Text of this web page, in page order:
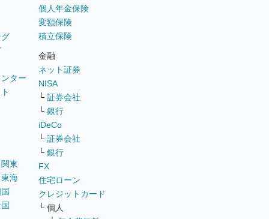
ター
関東
東海
個人年金保険
変額保険
積立保険
金融
ネット証券
NISA
└ 証券会社
└ 銀行
iDeCo
└ 証券会社
└ 銀行
FX
住宅ローン
クレジットカード
└ 個人